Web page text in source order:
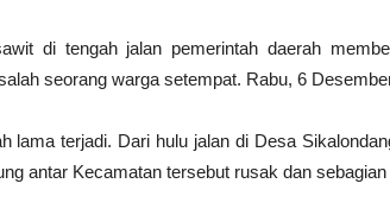
di tengah jalan pemerintah daerah
seorang warga setempat. Rabu, 6
lama terjadi. Dari hulu jalan di Desa
antar Kecamatan tersebut rusak dan sebagian